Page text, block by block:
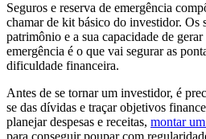
Seguros e reserva de emergência
chamar de kit básico do investidor. Os
patrimônio e a sua capacidade de gerar
emergência é o que vai segurar as
dificuldade financeira.
Antes de se tornar um investidor, é
se das dívidas e traçar objetivos
planejar despesas e receitas, montar